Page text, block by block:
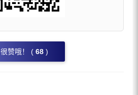
很赞哦！ ( 68 )